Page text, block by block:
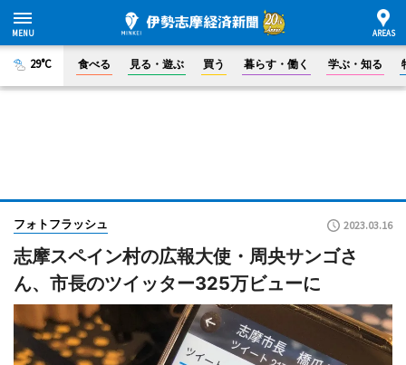
29°C 食べる 見る・遊ぶ 買う 暮らす・働く 学ぶ・知る
フォトフラッシュ 2023.03.16
志摩スペイン村の広報大使・周央サンゴさ
ん、市長のツイッター325万ビューに